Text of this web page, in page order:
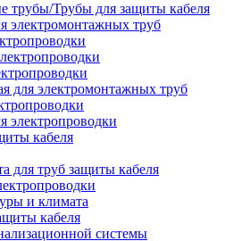
трубы/Трубы для защиты кабеля
электромонтажных труб
для электромонтажных труб
электропроводки
кабеля
для труб защиты кабеля
и климата
кабеля